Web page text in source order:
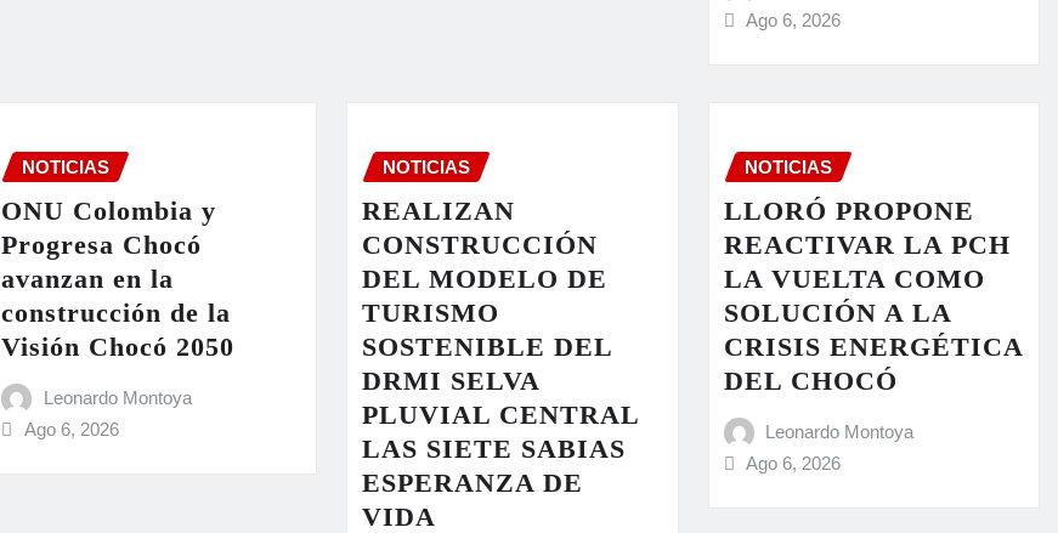
Ago 6, 2026
NOTICIAS
ONU Colombia y
Progresa Chocó
avanzan en la
construcción de la
Visión Chocó 2050
Leonardo Montoya
Ago 6, 2026
NOTICIAS
REALIZAN
CONSTRUCCIÓN
DEL MODELO DE
TURISMO
SOSTENIBLE DEL
DRMI SELVA
PLUVIAL CENTRAL
LAS SIETE SABIAS
ESPERANZA DE
VIDA
NOTICIAS
LLORÓ PROPONE
REACTIVAR LA PCH
LA VUELTA COMO
SOLUCIÓN A LA
CRISIS ENERGÉTICA
DEL CHOCÓ
Leonardo Montoya
Ago 6, 2026